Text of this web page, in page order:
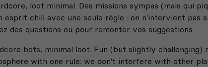
loot minimal. Des missions sympas (mais qui
esprit chill avec une seule règle : on n'intervient pas
des questions ou pour remonter vos suggestions.
bots, minimal loot. Fun (but slightly challenging)
with one rule: we don't interfere with other